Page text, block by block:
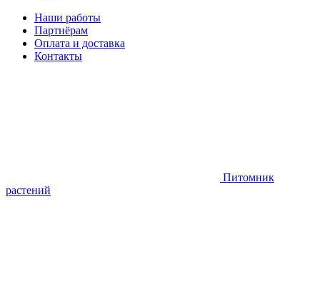
Наши работы
Партнёрам
Оплата и доставка
Контакты
Питомник
растений